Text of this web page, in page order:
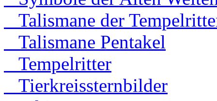
Talismane der
Talismane Pentakel
Tempelritter
Tierkreissternbilder